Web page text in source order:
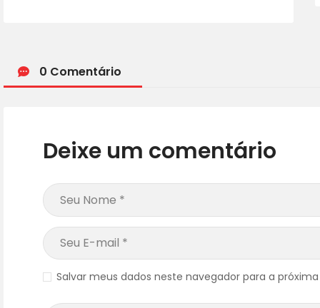
0 Comentário
Deixe um comentário
Salvar meus dados neste navegador para a